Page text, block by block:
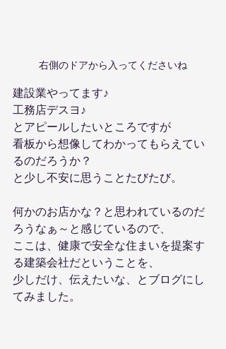
右側のドアから入ってくださいね
建設業やってます♪
工務店デスヨ♪
とアピールしたいところですが
看板から想像してわかってもらえてい
るのだろうか？
と少し不安に思うことたびたび。
何かのお店かな？と思われているのだ
ろうなぁ～と感じているので、
ここは、健康で安全な住まいを提案す
る建築会社だということを、
少しだけ、伝えたいな、とブログにし
てみました。